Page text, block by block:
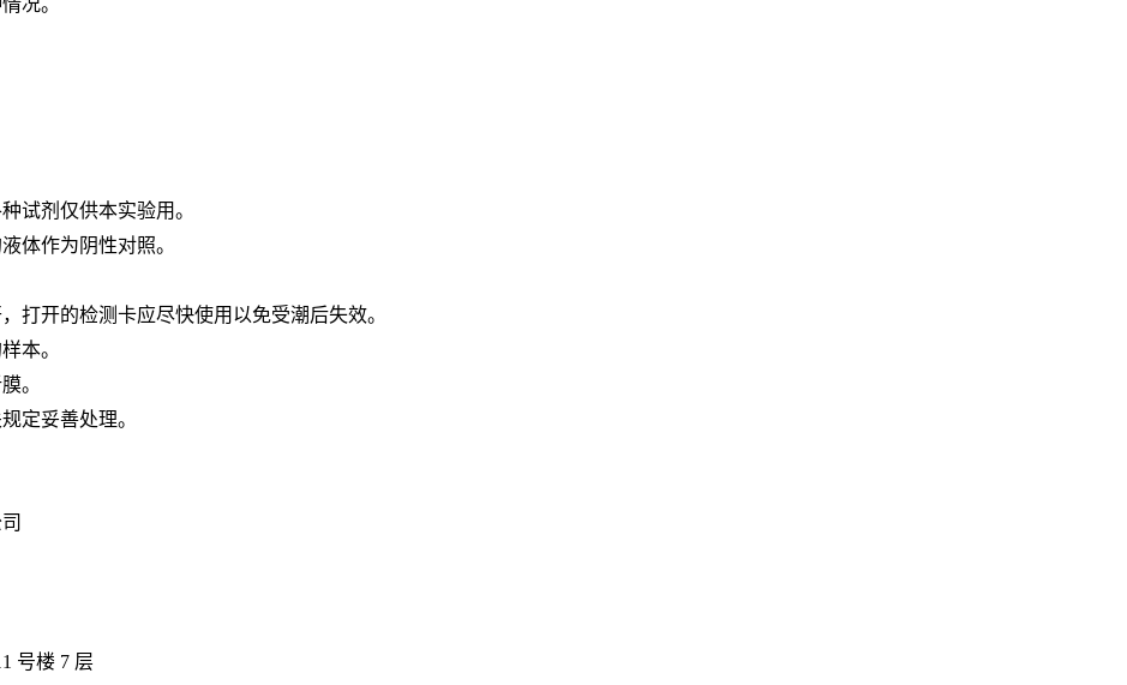
况。
试剂仅供本实验用。
体作为阴性对照。
打开的检测卡应尽快使用以免受潮后失效。
样本。
定妥善处理。